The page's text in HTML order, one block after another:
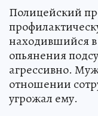
Полицейский
находившийся в
опьянения
агрессивно.
отношении
угрожал ему.